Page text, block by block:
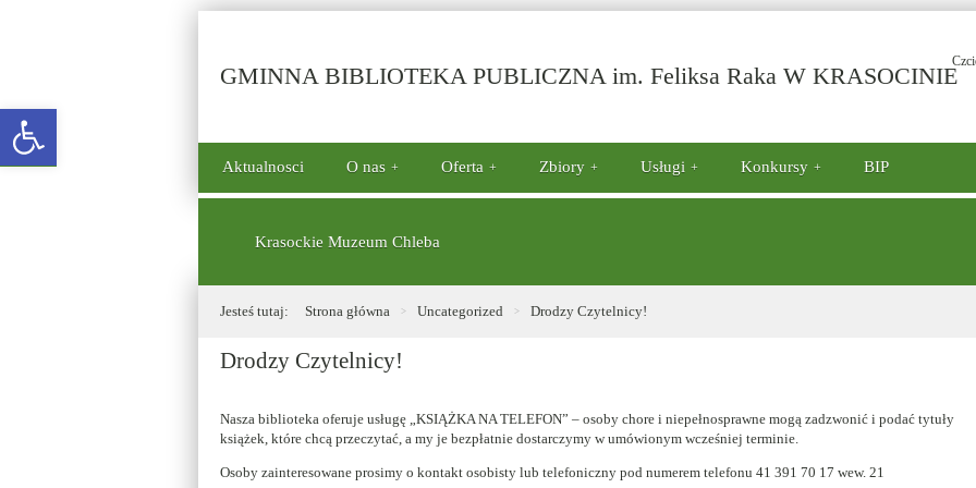
Open toolbar
GMINNA BIBLIOTEKA PUBLICZNA im. Feliksa Raka W KRASOCINIE-
Aktualnosci O nas Oferta Zbiory Usługi Konkursy BIP
Krasockie Muzeum Chleba
Jesteś tutaj: Strona główna Uncategorized Drodzy Czytelnicy!
Drodzy Czytelnicy!
Nasza biblioteka oferuje usługę „KSIĄŻKA NA TELEFON” – osoby chore i niepełnosprawne mogą zadzwonić i podać tytuły
książek, które chcą przeczytać, a my je bezpłatnie dostarczymy w umówionym wcześniej terminie.
Osoby zainteresowane prosimy o kontakt osobisty lub telefoniczny pod numerem telefonu 41 391 70 17 wew. 21